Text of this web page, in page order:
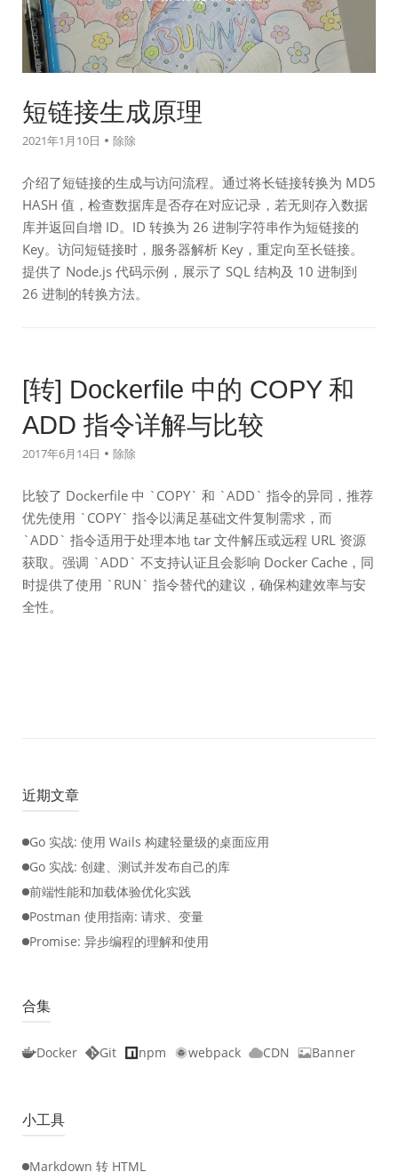
短链接生成原理
2021年1月10日 除除
介绍了短链接的生成与访问流程。通过将长链接转换为 MD5
HASH 值，检查数据库是否存在对应记录，若无则存入数据
库并返回自增 ID。ID 转换为 26 进制字符串作为短链接的
Key。访问短链接时，服务器解析 Key，重定向至长链接。
提供了 Node.js 代码示例，展示了 SQL 结构及 10 进制到
26 进制的转换方法。
[转] Dockerfile 中的 COPY 和
ADD 指令详解与比较
2017年6月14日 除除
比较了 Dockerfile 中 `COPY` 和 `ADD` 指令的异同，推荐
优先使用 `COPY` 指令以满足基础文件复制需求，而
`ADD` 指令适用于处理本地 tar 文件解压或远程 URL 资源
获取。强调 `ADD` 不支持认证且会影响 Docker Cache，同
时提供了使用 `RUN` 指令替代的建议，确保构建效率与安
全性。
近期文章
Go 实战: 使用 Wails 构建轻量级的桌面应用
Go 实战: 创建、测试并发布自己的库
前端性能和加载体验优化实践
Postman 使用指南: 请求、变量
Promise: 异步编程的理解和使用
合集
Docker Git npm webpack CDN Banner
小工具
Markdown 转 HTML